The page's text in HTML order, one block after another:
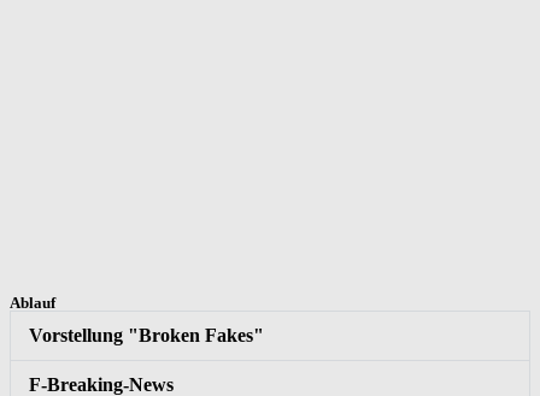
Ablauf
Vorstellung "Broken Fakes"
F-Breaking-News